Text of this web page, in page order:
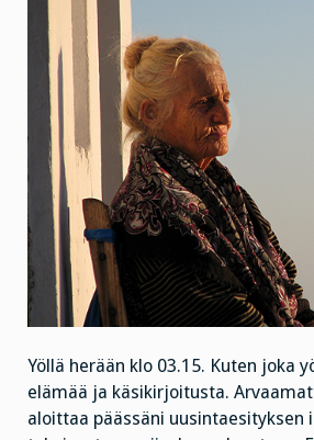
Yöllä herään klo 03.15. Kuten joka
elämää ja käsikirjoitusta.
aloittaa päässäni uusintaesityksen